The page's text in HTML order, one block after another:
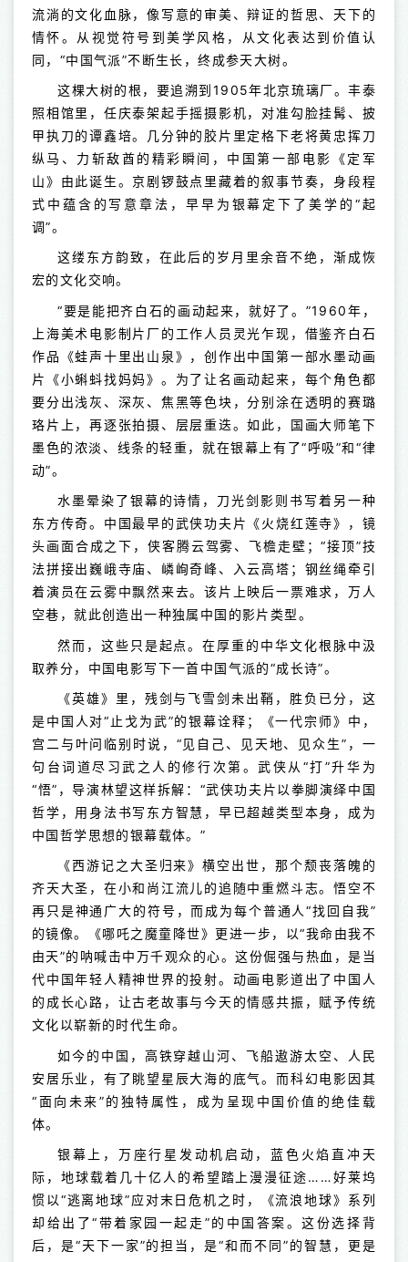
流淌的文化血脉，像写意的审美、辩证的哲思、天下的
情怀。从视觉符号到美学风格，从文化表达到价值认
同，“中国气派”不断生长，终成参天大树。
这棵大树的根，要追溯到1905年北京琉璃厂。丰泰
照相馆里，任庆泰架起手摇摄影机，对准勾脸挂髯、披
甲执刀的谭鑫培。几分钟的胶片里定格下老将黄忠挥刀
纵马、力斩敌酋的精彩瞬间，中国第一部电影《定军
山》由此诞生。京剧锣鼓点里藏着的叙事节奏，身段程
式中蕴含的写意章法，早早为银幕定下了美学的“起
调”。
这缕东方韵致，在此后的岁月里余音不绝，渐成恢
宏的文化交响。
“要是能把齐白石的画动起来，就好了。”1960年，
上海美术电影制片厂的工作人员灵光乍现，借鉴齐白石
作品《蛙声十里出山泉》，创作出中国第一部水墨动画
片《小蝌蚪找妈妈》。为了让名画动起来，每个角色都
要分出浅灰、深灰、焦黑等色块，分别涂在透明的赛璐
珞片上，再逐张拍摄、层层重迭。如此，国画大师笔下
墨色的浓淡、线条的轻重，就在银幕上有了“呼吸”和“律
动”。
水墨晕染了银幕的诗情，刀光剑影则书写着另一种
东方传奇。中国最早的武侠功夫片《火烧红莲寺》，镜
头画面合成之下，侠客腾云驾雾、飞檐走壁；“接顶”技
法拼接出巍峨寺庙、嶙峋奇峰、入云高塔；钢丝绳牵引
着演员在云雾中飘然来去。该片上映后一票难求，万人
空巷，就此创造出一种独属中国的影片类型。
然而，这些只是起点。在厚重的中华文化根脉中汲
取养分，中国电影写下一首中国气派的“成长诗”。
《英雄》里，残剑与飞雪剑未出鞘，胜负已分，这
是中国人对“止戈为武”的银幕诠释；《一代宗师》中，
宫二与叶问临别时说，“见自己、见天地、见众生”，一
句台词道尽习武之人的修行次第。武侠从“打”升华为
“悟”，导演林望这样拆解：“武侠功夫片以拳脚演绎中国
哲学，用身法书写东方智慧，早已超越类型本身，成为
中国哲学思想的银幕载体。”
《西游记之大圣归来》横空出世，那个颓丧落魄的
齐天大圣，在小和尚江流儿的追随中重燃斗志。悟空不
再只是神通广大的符号，而成为每个普通人“找回自我”
的镜像。《哪吒之魔童降世》更进一步，以“我命由我不
由天”的呐喊击中万千观众的心。这份倔强与热血，是当
代中国年轻人精神世界的投射。动画电影道出了中国人
的成长心路，让古老故事与今天的情感共振，赋予传统
文化以崭新的时代生命。
如今的中国，高铁穿越山河、飞船遨游太空、人民
安居乐业，有了眺望星辰大海的底气。而科幻电影因其
“面向未来”的独特属性，成为呈现中国价值的绝佳载
体。
银幕上，万座行星发动机启动，蓝色火焰直冲天
际，地球载着几十亿人的希望踏上漫漫征途……好莱坞
惯以“逃离地球”应对末日危机之时，《流浪地球》系列
却给出了“带着家园一起走”的中国答案。这份选择背
后，是“天下一家”的担当，是“和而不同”的智慧，更是